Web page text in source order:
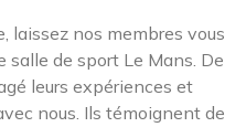
laissez nos membres vous
salle de sport Le Mans. De
leurs expériences et
nous. Ils témoignent de